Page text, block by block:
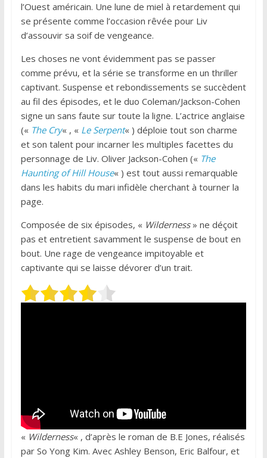
l’Ouest américain. Une lune de miel à retardement qui
se présente comme l’occasion rêvée pour Liv
d’assouvir sa soif de vengeance.
Les choses ne vont évidemment pas se passer
comme prévu, et la série se transforme en un thriller
captivant. Suspense et rebondissements se succèdent
au fil des épisodes, et le duo Coleman/Jackson-Cohen
signe un sans faute sur toute la ligne. L’actrice anglaise
(« The Cry« , « Le Serpent« ) déploie tout son charme
et son talent pour incarner les multiples facettes du
personnage de Liv. Oliver Jackson-Cohen (« The
Haunting of Hill House« ) est tout aussi remarquable
dans les habits du mari infidèle cherchant à tourner la
page.
Composée de six épisodes, « Wilderness» ne déçoit
pas et entretient savamment le suspense de bout en
bout. Une rage de vengeance impitoyable et
captivante qui se laisse dévorer d’un trait.
« Wilderness« , d’après le roman de B.E Jones, réalisés
par So Yong Kim. Avec Ashley Benson, Eric Balfour, et